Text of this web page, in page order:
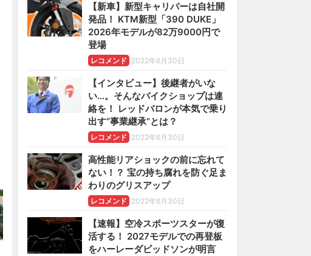
【新車】新型キャリパーは自社開
発品！ KTM新型「390 DUKE」
2026年モデルが82万9000円で
登場
レコメンド 2022年6月30日
【インタビュー】後継者がいな
い…。そんなバイクショップは連
絡を！ レッドバロンが本気で乗り
出す“事業継承”とは？
レコメンド 2022年6月30日
高性能リアショックの前に忘れて
ない！？ 宝の持ち腐れを防ぐ足ま
わりのグリスアップ
レコメンド 2022年6月30日
【速報】空冷スポーツスターが復
活する！ 2027モデルでの再登板
をハーレーダビッドソンが明言